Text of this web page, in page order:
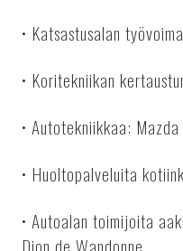
• Katsastusalan
• Koritekniikan
• Autotekniikkaa:
• Huoltopalveluita
• Autoalan toimijoita
Dion de Wandonne